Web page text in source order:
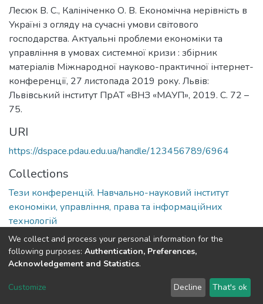
Лесюк В. С., Калініченко О. В. Економічна нерівність в
Україні з огляду на сучасні умови світового
господарства. Актуальні проблеми економіки та
управління в умовах системної кризи : збірник
матеріалів Міжнародної науково-практичної інтернет-
конференції, 27 листопада 2019 року. Львів:
Львівський інститут ПрАТ «ВНЗ «МАУП», 2019. С. 72 –
75.
URI
https://dspace.pdau.edu.ua/handle/123456789/6964
Collections
Тези конференцій. Навчально-науковий інститут
економіки, управління, права та інформаційних
технологій
Full item page
DSpace software copyright © 2002-2026 LYRASIS
Send Feedback
We collect and process your personal information for the
following purposes: Authentication, Preferences,
Acknowledgement and Statistics.
Customize Decline That's ok